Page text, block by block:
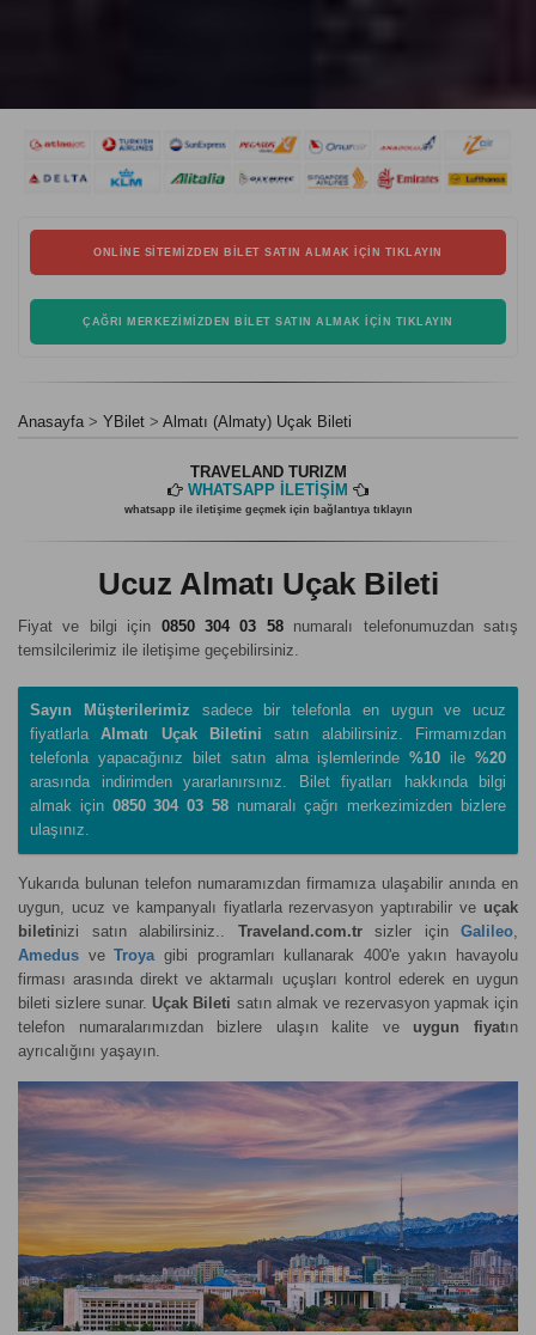
ONLINE SITEMIZDEN BILET SATIN ALMAK İÇIN TIKLAYIN
ÇAĞRI MERKEZIMIZDEN BILET SATIN ALMAK İÇIN TIKLAYIN
Anasayfa YBilet Almatı (Almaty) Uçak Bileti
TRAVELAND TURIZM
WHATSAPP İLETİŞİM
whatsapp ile iletişime geçmek için bağlantıya tıklayın
Ucuz Almatı Uçak Bileti
Fiyat ve bilgi için 0850 304 03 58numaralı telefonumuzdan satış
temsilcilerimiz ile iletişime geçebilirsiniz.
Sayın Müşterilerimiz sadece bir telefonla en uygun ve ucuz
fiyatlarlaAlmatı Uçak Biletini satın alabilirsiniz. Firmamızdan
telefonla yapacağınız bilet satın alma işlemlerinde%10 ile %20
arasında indirimden yararlanırsınız. Bilet fiyatları hakkında bilgi
almak için 0850 304 03 58numaralı çağrı merkezimizden bizlere
ulaşınız.
Yukarıda bulunan telefon numaramızdan firmamıza ulaşabilir anında en
uygun, ucuz ve kampanyalı fiyatlarla rezervasyon yaptırabilir ve uçak
biletinizi satın alabilirsiniz.. Traveland.com.trsizler için Galileo,
Amedus veTroyagibi programları kullanarak 400'e yakın havayolu
firması arasında direkt ve aktarmalı uçuşları kontrol ederek en uygun
bileti sizlere sunar.Uçak Bileti satın almak ve rezervasyon yapmak için
telefon numaralarımızdan bizlere ulaşın kalite ve uygun fiyatın
ayrıcalığını yaşayın.